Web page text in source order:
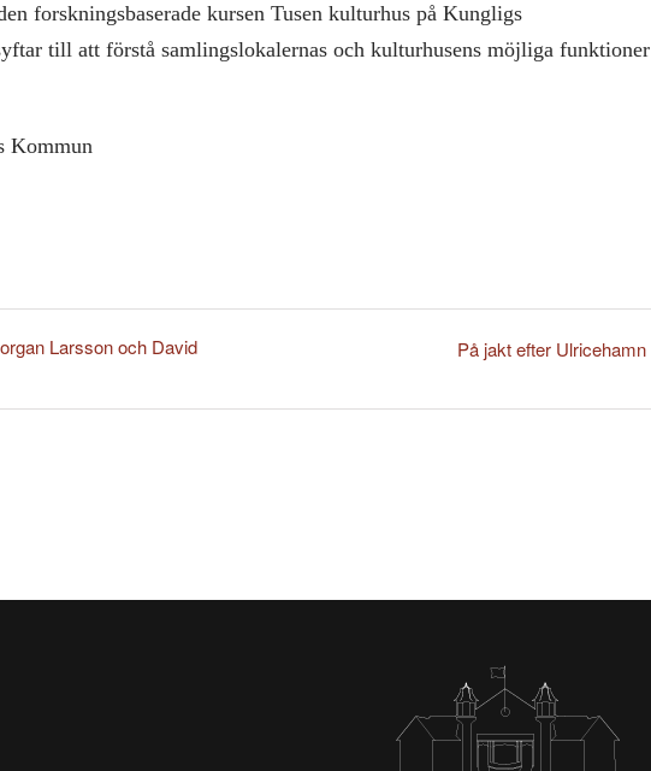
forskningsbaserade kursen Tusen kulturhus på Kungligs
till att förstå samlingslokalernas och kulturhusens möjliga funktioner
Kommun
Larsson och David
På jakt efter Ulricehamn